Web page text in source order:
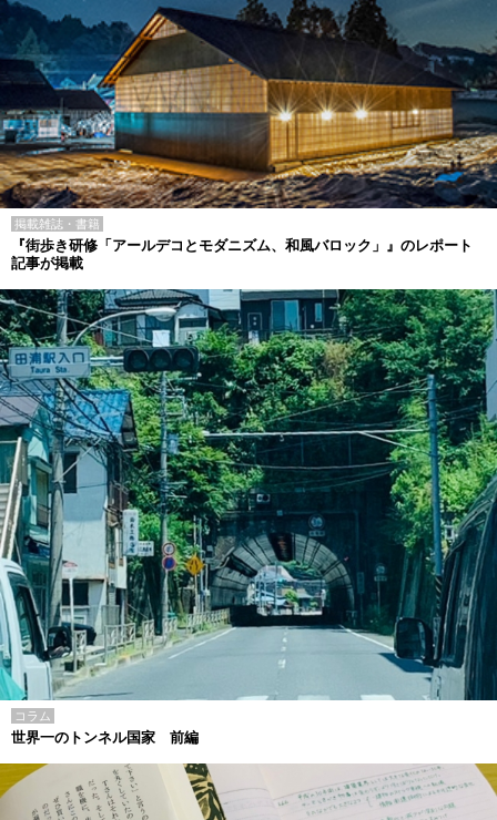
掲載雑誌・書籍
『街歩き研修「アールデコとモダニズム、和風バロック」』のレポート
記事が掲載
コラム
世界一のトンネル国家 前編